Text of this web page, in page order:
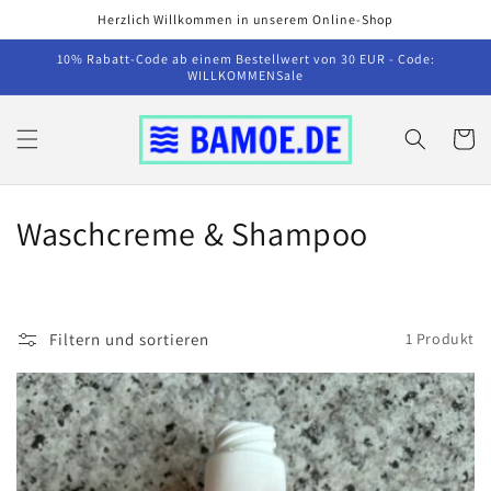
Inhalt
Herzlich Willkommen in unserem Online-Shop
10% Rabatt-Code ab einem Bestellwert von 30 EUR - Code:
WILLKOMMENSale
K
e
g
o
Waschcreme & Shampoo
Filtern und sortieren 1 Produkt